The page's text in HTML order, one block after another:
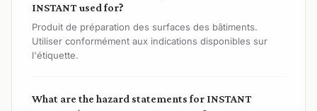
INSTANT used for?
Produit de préparation des surfaces des bâtiments.
Utiliser conformément aux indications disponibles sur
l'étiquette.
What are the hazard statements for INSTANT